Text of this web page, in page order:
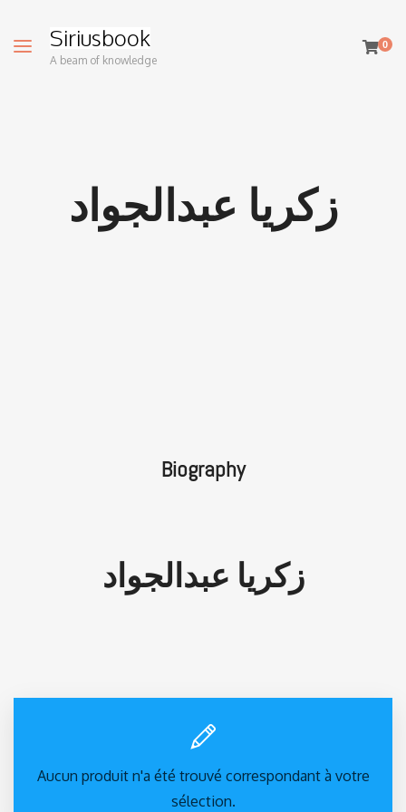
Siriusbook
A beam of knowledge
0
زكريا عبدالجواد
Biography
زكريا عبدالجواد
Aucun produit n'a été trouvé correspondant à votre
sélection.